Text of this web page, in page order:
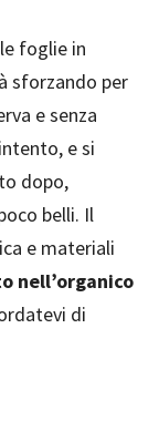
foglie in
sforzando per
e senza
e si
dopo,
belli. Il
e materiali
nell’organico
di